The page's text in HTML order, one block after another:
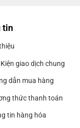
tin
giao dịch chung
dẫn mua hàng
thức thanh toán
tin hàng hóa